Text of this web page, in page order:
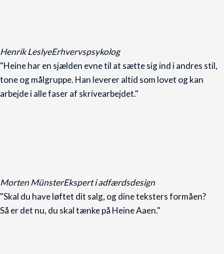
Henrik LeslyeErhvervspsykolog
"Heine har en sjælden evne til at sætte sig ind i andres stil,
tone og målgruppe. Han leverer altid som lovet og kan
arbejde i alle faser af skrivearbejdet."
Morten MünsterEkspert i adfærdsdesign
"Skal du have løftet dit salg, og dine teksters formåen?
Så er det nu, du skal tænke på Heine Aaen."